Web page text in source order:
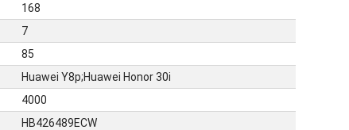
168
7
85
Huawei Y8p;Huawei Honor 30i
4000
HB426489ECW